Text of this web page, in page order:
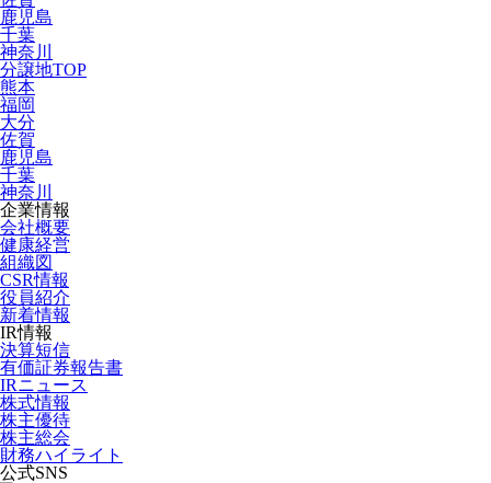
鹿児島
千葉
神奈川
分譲地TOP
熊本
福岡
大分
佐賀
鹿児島
千葉
神奈川
企業情報
会社概要
健康経営
組織図
CSR情報
役員紹介
新着情報
IR情報
決算短信
有価証券報告書
IRニュース
株式情報
株主優待
株主総会
財務ハイライト
公式SNS